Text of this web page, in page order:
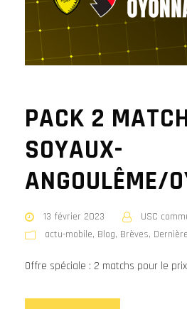
PACK 2
SOYAUX-
ANGOULÊME/
13 février 2023
USC
actu-mobile, Blog, Brèves,
Offre spéciale : 2 matchs pour le